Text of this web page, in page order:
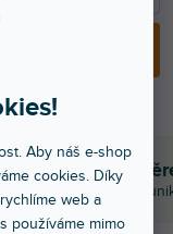
Aby náš e-shop
cookies. Díky
web a
používáme mimo
Poradíme s
Chválíte nás za